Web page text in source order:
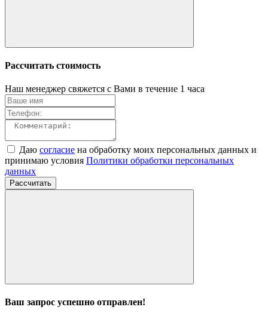
Рассчитать стоимость
Наш менеджер свяжется с Вами в течение 1 часа
Даю согласие на обработку моих персональных данных и
принимаю условия Политики обработки персональных
данных
Рассчитать
Ваш запрос успешно отправлен!